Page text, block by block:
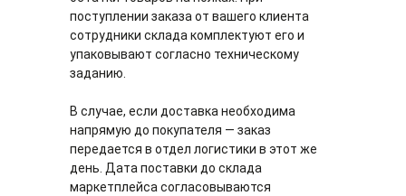
Оперативно заберем товар с
маркетплейса. Комиссия маркетплейса для
поставщика снижается.
группами товаров, например, с
крупногабаритными. Комиссия
маркетплейса в этом случае минимальна.
поступлении заказа от вашего клиента
сотрудники склада комплектуют его и
упаковывают согласно техническому
заданию.
В случае, если доставка необходима
напрямую до покупателя — заказ
передается в отдел логистики в этот же
день. Дата поставки до склада
маркетплейса согласовываются